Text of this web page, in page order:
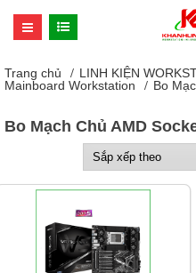
Trang chủ
LINH KIỆN
Mainboard Workstation
Bo
Bo Mạch Chủ AMD